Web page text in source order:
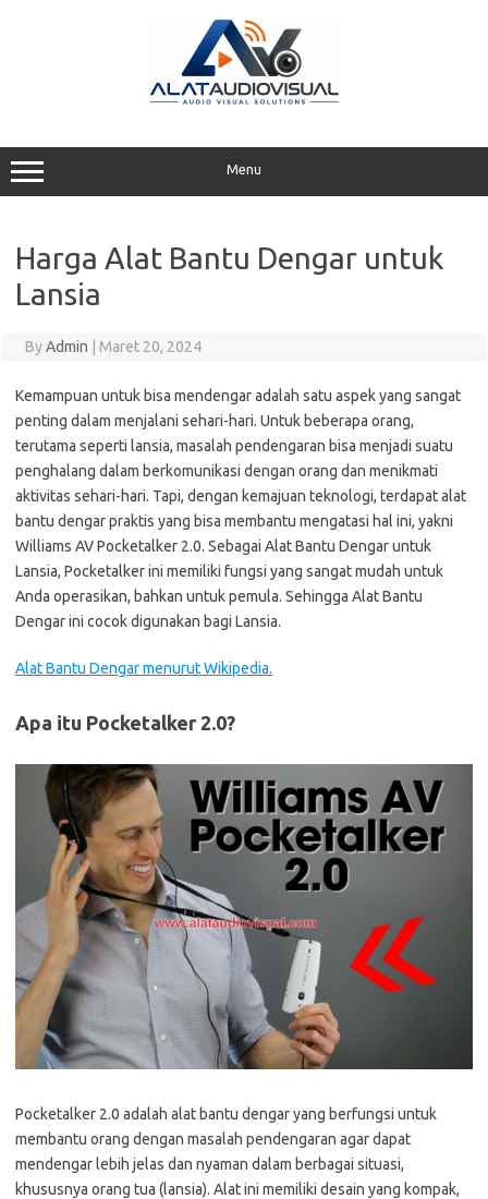
Menu
Harga Alat Bantu Dengar untuk
Lansia
ByAdmin Maret 20, 2024
Kemampuan untuk bisa mendengar adalah satu aspek yang sangat
penting dalam menjalani sehari-hari. Untuk beberapa orang,
terutama seperti lansia, masalah pendengaran bisa menjadi suatu
penghalang dalam berkomunikasi dengan orang dan menikmati
aktivitas sehari-hari. Tapi, dengan kemajuan teknologi, terdapat alat
bantu dengar praktis yang bisa membantu mengatasi hal ini, yakni
Williams AV Pocketalker 2.0. Sebagai Alat Bantu Dengar untuk
Lansia, Pocketalker ini memiliki fungsi yang sangat mudah untuk
Anda operasikan, bahkan untuk pemula. Sehingga Alat Bantu
Dengar ini cocok digunakan bagi Lansia.
Alat Bantu Dengar menurut Wikipedia.
Apa itu Pocketalker 2.0?
Pocketalker 2.0 adalah alat bantu dengar yang berfungsi untuk
membantu orang dengan masalah pendengaran agar dapat
mendengar lebih jelas dan nyaman dalam berbagai situasi,
khususnya orang tua (lansia). Alat ini memiliki desain yang kompak,